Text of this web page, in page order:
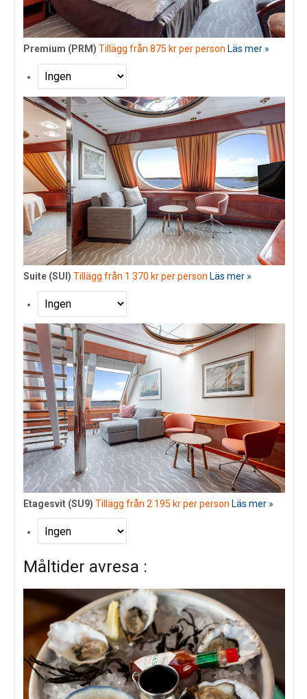
Premium (PRM) Tillägg från 875 kr per person Läs mer »
Suite (SUI) Tillägg från 1 370 kr per person Läs mer »
Etagesvit (SU9) Tillägg från 2 195 kr per person Läs mer »
Måltider avresa :